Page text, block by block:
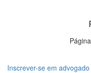
Inscrever-se em